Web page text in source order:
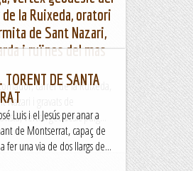
la Ruixeda, oratori
de Sant Nazari,
i ruïnes del mas
carrer de la Ruixeda,
i gravats de
vèrtex geodèsic puig...
DE SANTA
Luis i el Jesús per anar a
de Montserrat, capaç de
fer una via de dos llargs de...